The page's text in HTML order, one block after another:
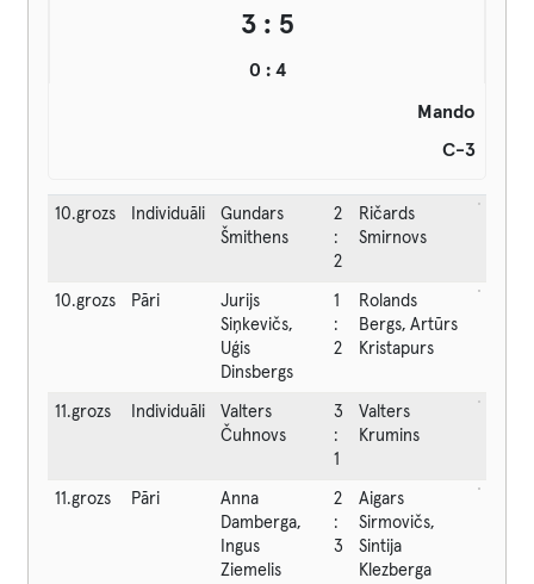
3 : 5
0 : 4
Mando
C-3
10.grozs Individuāli
Gundars
Šmithens
2
:
2
Ričards
Smirnovs
10.grozs Pāri
Jurijs
Siņkevičs,
Uģis
Dinsbergs
1
:
2
Rolands
Bergs, Artūrs
Kristapurs
11.grozs Individuāli
Valters
Čuhnovs
3
:
1
Valters
Krumins
11.grozs Pāri
Anna
Damberga,
Ingus
Ziemelis
2
:
3
Aigars
Sirmovičs,
Sintija
Klezberga